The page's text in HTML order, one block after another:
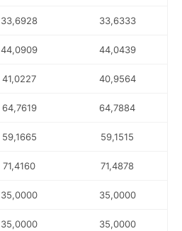
33,6928 33,6333
44,0909 44,0439
41,0227 40,9564
64,7619 64,7884
59,1665 59,1515
71,4160 71,4878
35,0000 35,0000
35,0000 35,0000